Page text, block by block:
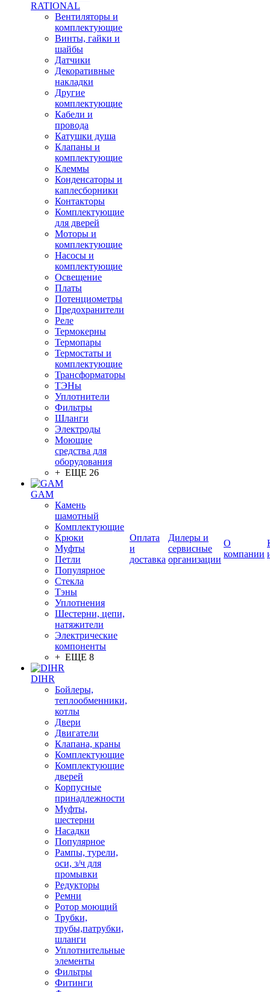
RATIONAL
Вентиляторы и
комплектующие
Винты, гайки и
шайбы
Датчики
Декоративные
накладки
Другие
комплектующие
Кабели и
провода
Катушки душа
Клапаны и
комплектующие
Клеммы
Конденсаторы и
каплесборники
Контакторы
Комплектующие
для дверей
Моторы и
комплектующие
Насосы и
комплектующие
Освещение
Платы
Потенциометры
Предохранители
Реле
Термокерны
Термопары
Термостаты и
комплектующие
Трансформаторы
ТЭНы
Уплотнители
Фильтры
Шланги
Электроды
Моющие
средства для
оборудования
+ ЕЩЕ 26
GAM
Камень
шамотный
Комплектующие
Крюки
Муфты
Петли
Популярное
Стекла
Тэны
Уплотнения
Шестерни, цепи,
натяжители
Электрические
компоненты
+ ЕЩЕ 8
DIHR
Бойлеры,
теплообменники,
котлы
Двери
Двигатели
Клапана, краны
Комплектующие
Комплектующие
дверей
Корпусные
принадлежности
Муфты,
шестерни
Насадки
Популярное
Рампы, турели,
оси, з/ч для
промывки
Редукторы
Ремни
Ротор моющий
Трубки,
трубы,патрубки,
шланги
Уплотнительные
элементы
Фильтры
Фитинги
Оплата
и
доставка
Дилеры и
сервисные
организации
О
компании